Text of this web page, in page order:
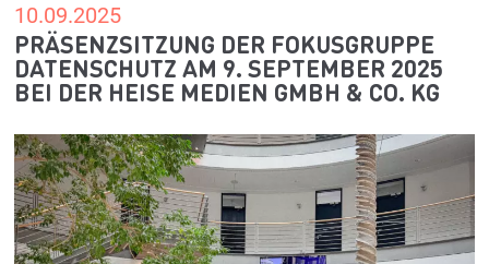
10.09.2025
PRÄSENZSITZUNG DER FOKUSGRUPPE
DATENSCHUTZ AM 9. SEPTEMBER 2025
BEI DER HEISE MEDIEN GMBH & CO. KG